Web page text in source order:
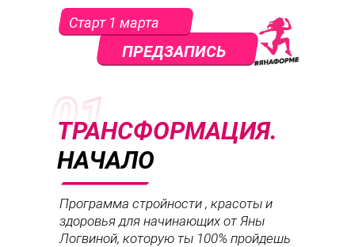
ТРАНСФОРМАЦИЯ.
НАЧАЛО
Программа стройности , красоты и
здоровья для начинающих от Яны
Логвиной, которую ты 100% пройдешь
Старт 1 марта
ПРЕДЗАПИСЬ